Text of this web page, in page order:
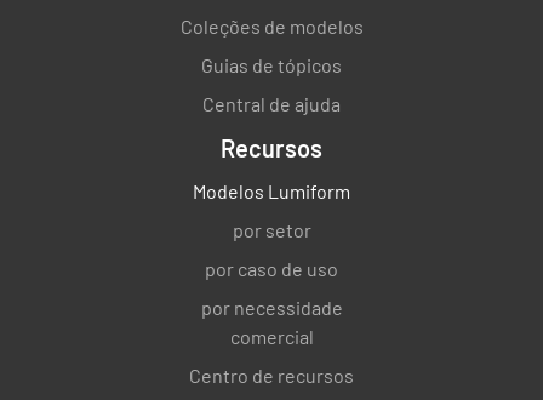
Coleções de modelos
Guias de tópicos
Central de ajuda
Recursos
Modelos Lumiform
por setor
por caso de uso
por necessidade
comercial
Centro de recursos